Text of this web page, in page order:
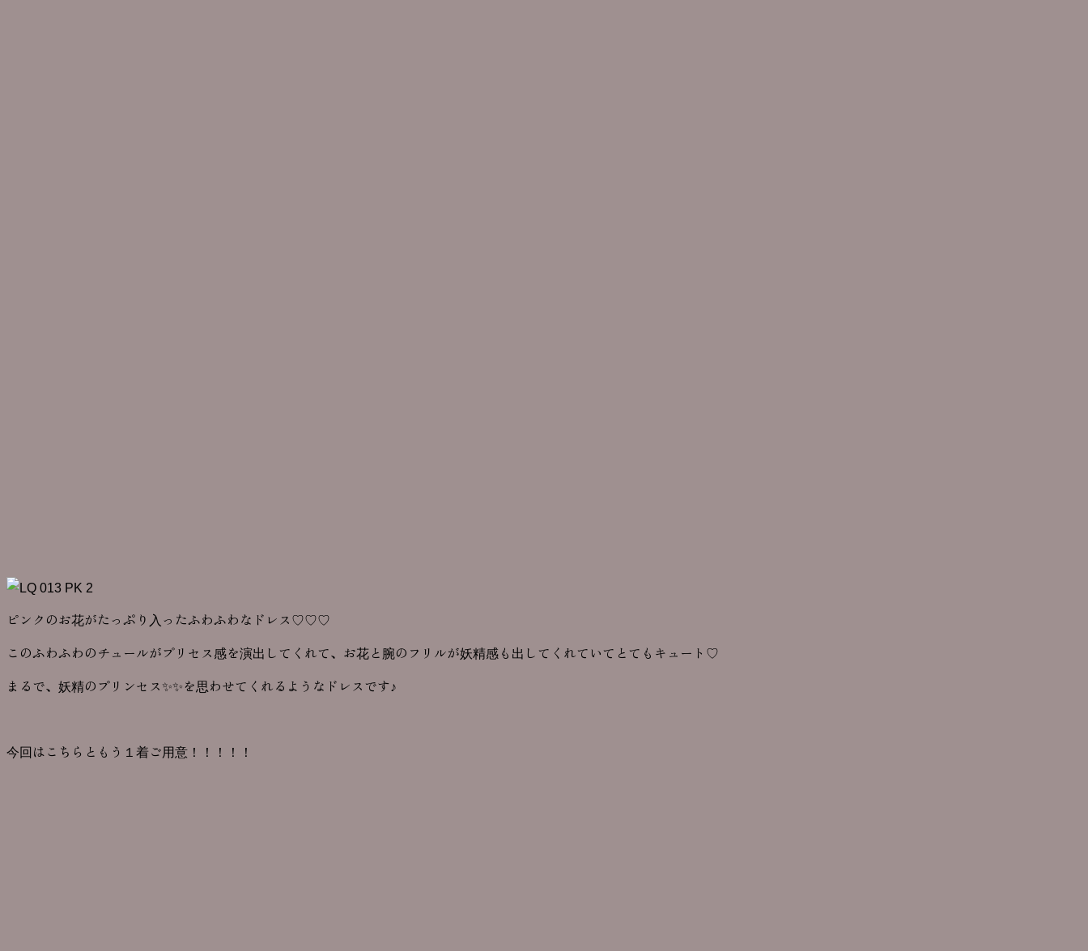
ピンクのお花がたっぷり入ったふわふわなドレス♡♡♡
このふわふわのチュールがプリセス感を演出してくれて、お花と腕のフリルが妖精感も出してくれていてとてもキュート♡
まるで、妖精のプリンセス✨✨を思わせてくれるようなドレスです♪
今回はこちらともう１着ご用意！！！！！